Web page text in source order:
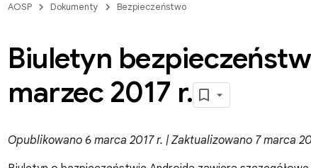
AOSP Dokumenty Bezpieczeństwo
Biuletyn
marzec 2017 r.
Opublikowano 6 marca 2017 r. | Zaktualizowano 7 marca